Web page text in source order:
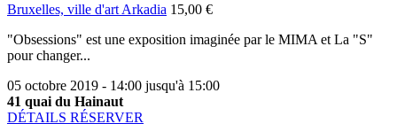
Bruxelles, ville d'art Arkadia 15,00 €
"Obsessions" est une exposition imaginée par le MIMA et La "S"
pour changer...
05 octobre 2019 - 14:00 jusqu'à 15:00
41 quai du Hainaut
DÉTAILS RÉSERVER